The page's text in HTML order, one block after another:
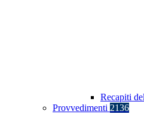
Recapiti
Provvedimenti 2136